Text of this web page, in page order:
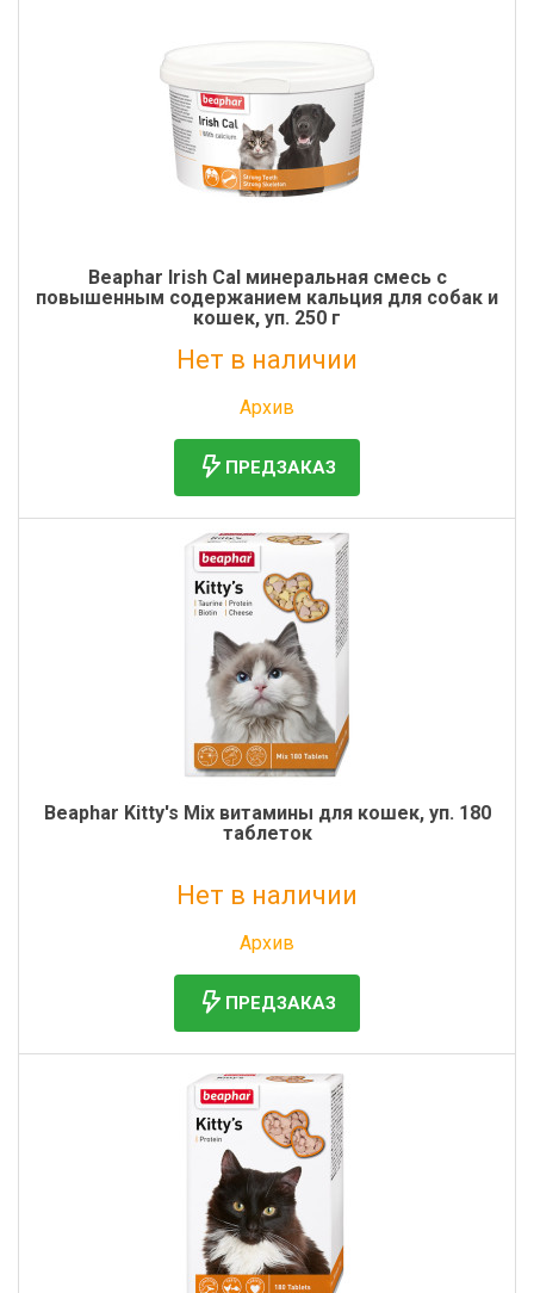
Beaphar Irish Cal минеральная смесь с
повышенным содержанием кальция для собак и
кошек, уп. 250 г
Нет в наличии
Архив
ПРЕДЗАКАЗ
Beaphar Kitty's Mix витамины для кошек, уп. 180
таблеток
Нет в наличии
Архив
ПРЕДЗАКАЗ